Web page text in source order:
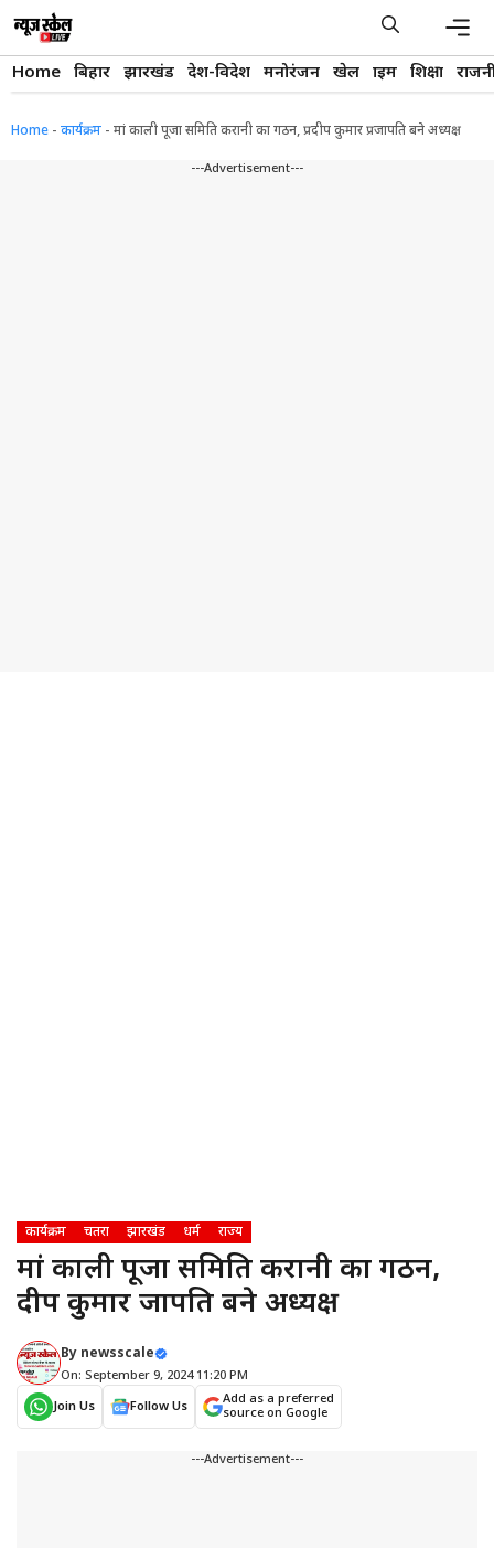
content
Home बिहार झारखंड देश-विदेश मनोरंजन खेल क्राइम शिक्षा
Home - कार्यक्रम - मां काली पूजा समिति करानी का गठन, प्रदीप कुमार प्रजापति बने अध्यक्ष
---Advertisement---
कार्यक्रम चतरा झारखंड धर्म राज्य
मां काली पूजा समिति करानी का गठन,
प्रदीप कुमार प्रजापति बने अध्यक्ष
By newsscale
On: September 9, 2024 11:20 PM
Join Us
Follow Us
Add as a preferred
source on Google
---Advertisement---